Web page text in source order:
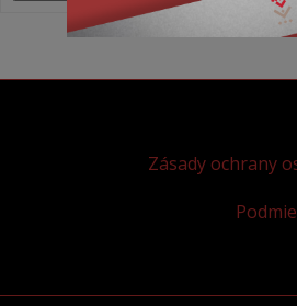
Zásady ochrany